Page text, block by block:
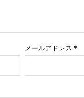
メールアドレス *